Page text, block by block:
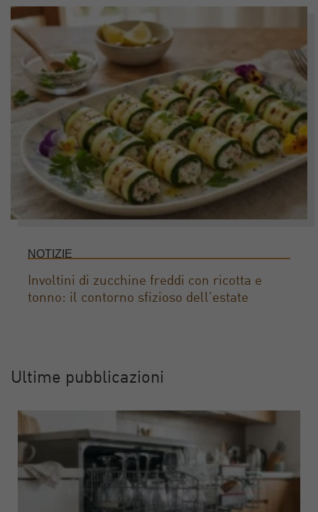
NOTIZIE
Involtini di zucchine freddi con ricotta e
tonno: il contorno sfizioso dell’estate
Ultime pubblicazioni